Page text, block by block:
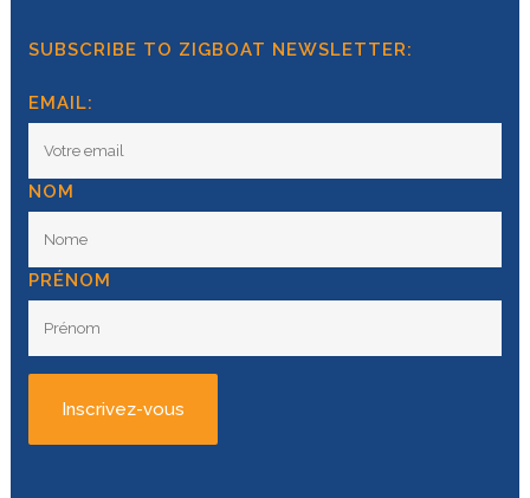
SUBSCRIBE TO ZIGBOAT NEWSLETTER:
EMAIL:
NOM
PRÉNOM